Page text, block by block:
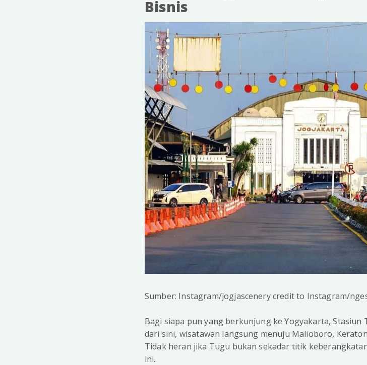
Bisnis
Sumber: Instagram/jogjascenery credit to Instagram/
Bagi siapa pun yang berkunjung ke Yogyakarta,
dari sini, wisatawan langsung menuju Malioboro,
Tidak heran jika Tugu bukan sekadar titik
ini.